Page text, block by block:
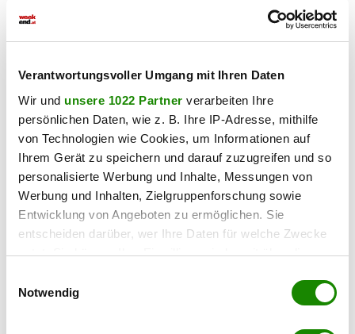
Verantwortungsvoller Umgang mit Ihren Daten
Wir und unsere 1022 Partner verarbeiten Ihre
persönlichen Daten, wie z. B. Ihre IP-Adresse, mithilfe
von Technologien wie Cookies, um Informationen auf
Ihrem Gerät zu speichern und darauf zuzugreifen und so
personalisierte Werbung und Inhalte, Messungen von
Werbung und Inhalten, Zielgruppenforschung sowie
Entwicklung von Angeboten zu ermöglichen. Sie
entscheiden darüber, wer Ihre Daten für welche Zwecke
nutzt. Sie können Ihre Einwilligung jederzeit über die
Trigger Symbol ändern oder widerrufen
Notwendig
Für Besichtigungen und weitere Informationen stehe ich
Ihnen jederzeit zur Verfügung!
Hr. Kurtaran
E-Mail:kurtaran@expat-consulting.com
In der Umgebung
Bus
< 1km
U-Bahn
< 1km